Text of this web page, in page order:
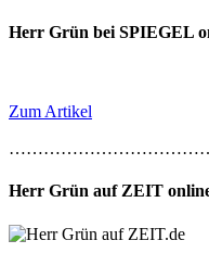
Herr Grün bei SPIEGEL
Zum Artikel
Herr Grün auf ZEIT